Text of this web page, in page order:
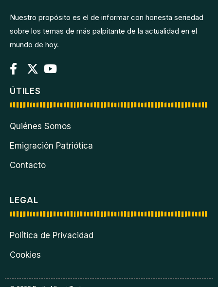
Nuestro propósito es el de informar con honesta seriedad
sobre los temas de más palpitante de la actualidad en el
mundo de hoy.
ÚTILES
Quiénes Somos
Emigración Patriótica
Contacto
LEGAL
Política de Privacidad
Cookies